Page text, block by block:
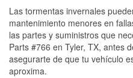
Las tormentas invernales
mantenimiento menores en
las partes y suministros que
Parts #766 en Tyler, TX, antes
asegurarte de que tu vehículo
aproxima.